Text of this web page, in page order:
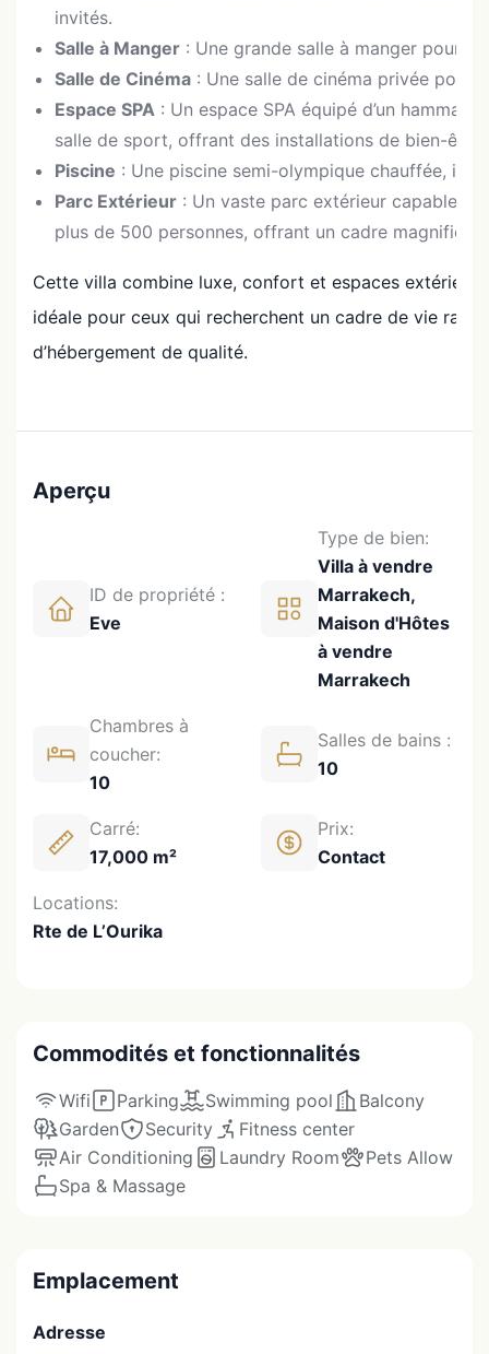
invités.
Salle à Manger : Une grande salle à manger pour
Salle de Cinéma : Une salle de cinéma privée pour
Espace SPA : Un espace SPA équipé d’un hammam,
salle de sport, offrant des installations de bien-être
Piscine : Une piscine semi-olympique chauffée,
Parc Extérieur : Un vaste parc extérieur capable
plus de 500 personnes, offrant un cadre
Cette villa combine luxe, confort et espaces
idéale pour ceux qui recherchent un cadre de vie
d’hébergement de qualité.
Aperçu
ID de propriété :
Eve
Type de bien:
Villa à vendre
Marrakech,
Maison d'Hôtes
à vendre
Marrakech
Chambres à
coucher:
10
Salles de bains :
10
Carré:
17,000 m²
Prix:
Contact
Locations:
Rte de L’Ourika
Commodités et fonctionnalités
Wifi Parking Swimming pool
Balcony
Garden
Security
Fitness center
Air Conditioning
Laundry Room
Pets Allow
Spa & Massage
Emplacement
Adresse